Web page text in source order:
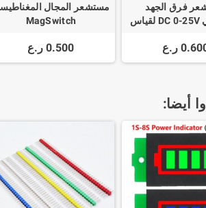
فرق الجهد
الكهربائي DC 0-25V لقياس
ر.ع
مستشعر المجال
MagSwitch
0.500 ر.ع
أيضا: